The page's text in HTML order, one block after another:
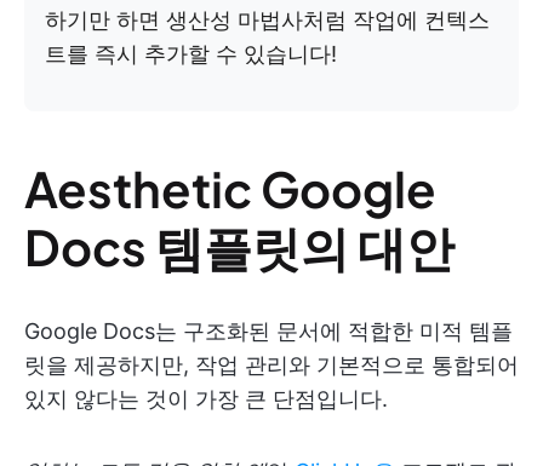
하기만 하면 생산성 마법사처럼 작업에 컨텍스
트를 즉시 추가할 수 있습니다!
Aesthetic Google
Docs 템플릿의 대안
Google Docs는 구조화된 문서에 적합한 미적 템플
릿을 제공하지만, 작업 관리와 기본적으로 통합되어
있지 않다는 것이 가장 큰 단점입니다.